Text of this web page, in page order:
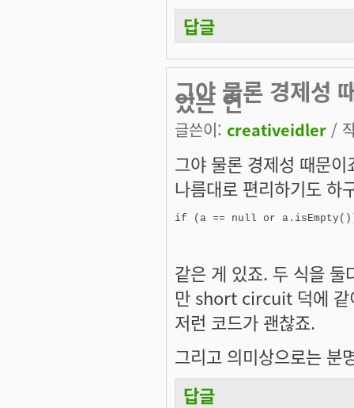
답글
그야 물론 경제
있는 언
글쓴이: creativeidler /
그야 물론 경제성 때문
나름대로 편리하기도 하
같은 게 있죠. 두 식을
만 short circuit 덕에 같
저런 코드가 괜찮죠.
그리고 의미상으로는 분
답글